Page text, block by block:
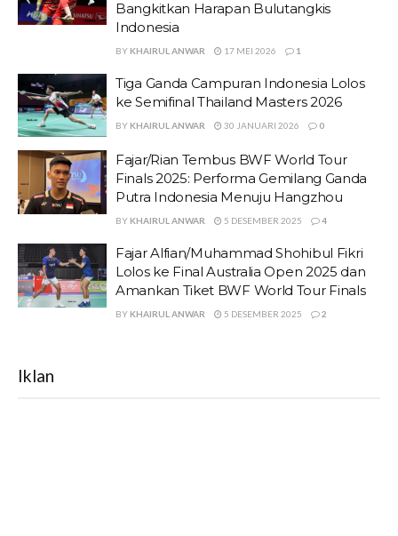
Bangkitkan Harapan Bulutangkis
Indonesia
BY KHAIRUL ANWAR 17 MEI 2026 1
Tiga Ganda Campuran Indonesia Lolos
ke Semifinal Thailand Masters 2026
BY KHAIRUL ANWAR 30 JANUARI 2026 0
Fajar/Rian Tembus BWF World Tour
Finals 2025: Performa Gemilang Ganda
Putra Indonesia Menuju Hangzhou
BY KHAIRUL ANWAR 5 DESEMBER 2025 4
Fajar Alfian/Muhammad Shohibul Fikri
Lolos ke Final Australia Open 2025 dan
Amankan Tiket BWF World Tour Finals
BY KHAIRUL ANWAR 5 DESEMBER 2025 2
Iklan